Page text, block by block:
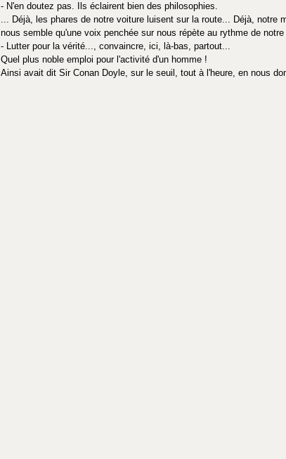
- N'en doutez pas. Ils éclairent bien des philosophies.
... Déjà, les phares de notre voiture luisent sur la route... Déjà, notre
nous semble qu'une voix penchée sur nous répète au rythme de notre
- Lutter pour la vérité..., convaincre, ici, là-bas, partout...
Quel plus noble emploi pour l'activité d'un homme !
Ainsi avait dit Sir Conan Doyle, sur le seuil, tout à l'heure, en nous